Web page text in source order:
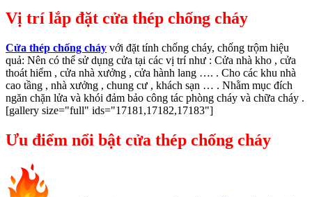
Vị trí lắp đặt cửa thép chống cháy
Cửa thép chống cháy với đặt tính chống cháy, chống trộm hiệu
quả: Nên có thể sử dụng cửa tại các vị trí như : Cửa nhà kho , cửa
thoát hiểm , cửa nhà xưởng , cửa hành lang …. . Cho các khu nhà
cao tầng , nhà xưởng , chung cư , khách sạn … . Nhằm mục đích
ngăn chặn lửa và khói đảm bảo công tác phòng cháy và chữa cháy .
[gallery size="full" ids="17181,17182,17183"]
Ưu điểm nổi bật cửa thép chống cháy